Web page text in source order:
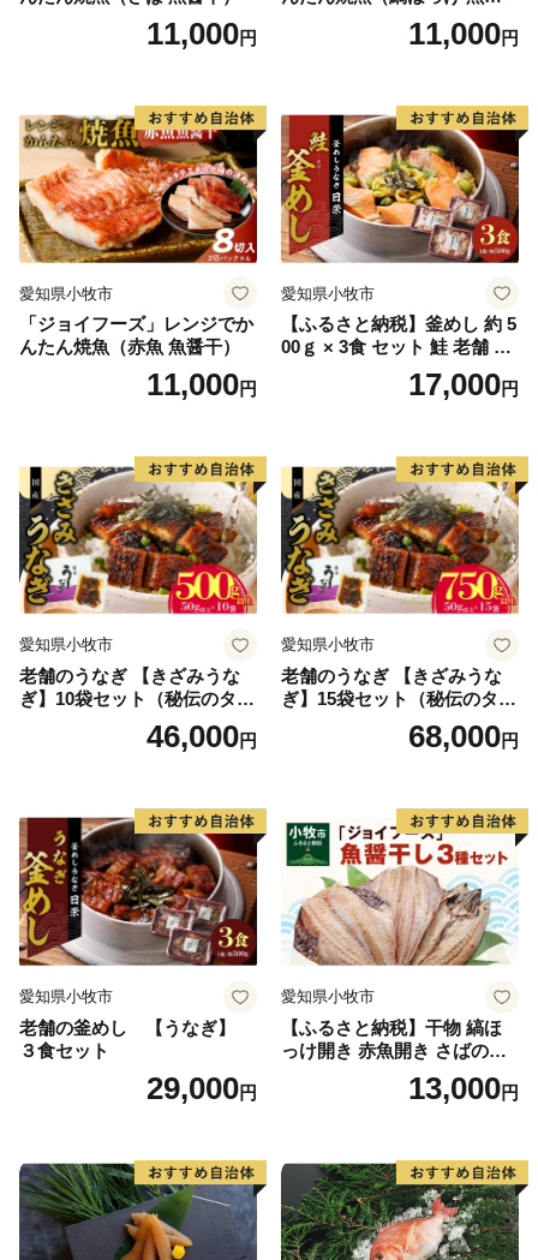
11,000円 11,000円
愛知県小牧市
「ジョイフーズ」レンジでか
んたん焼魚（赤魚 魚醤干）
11,000円
愛知県小牧市
【ふるさと納税】釜めし 約 5
00ｇ × 3食 セット 鮭 老舗 急
速冷凍 レンチン 時短 簡単調
理 食品 加工品 海鮮 手作り
り寄せグルメ 愛知県 小牧市
送料無料
17,000円
愛知県小牧市
老舗のうなぎ 【きざみうな
ぎ】10袋セット（秘伝のタレ
46,000円
愛知県小牧市
老舗のうなぎ 【きざみうな
ぎ】15袋セット（秘伝のタレ
68,000円
愛知県小牧市
老舗の釜めし 【うなぎ】
３食セット
29,000円
愛知県小牧市
【ふるさと納税】干物 縞ほ
っけ開き 赤魚開き さばの開
き 魚醤干し 3種 セット 詰め
合わせ 魚 おかず 肉厚 おいし
取り寄せグルメ 魚醤 ナンプ
ラー 愛知県 小牧市 冷凍 送料
無料
13,000円